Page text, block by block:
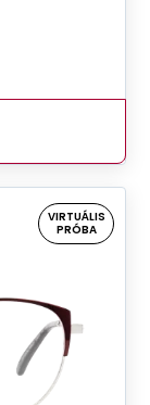
VIRTUÁLIS
PRÓBA